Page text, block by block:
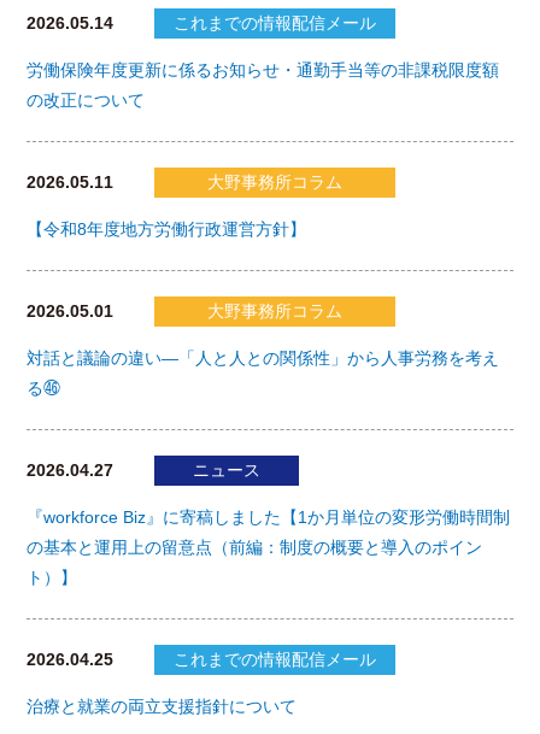
2026.05.14 これまでの情報配信メール
労働保険年度更新に係るお知らせ・通勤手当等の非課税限度額
の改正について
2026.05.11 大野事務所コラム
【令和8年度地方労働行政運営方針】
2026.05.01 大野事務所コラム
対話と議論の違い―「人と人との関係性」から人事労務を考え
る㊻
2026.04.27 ニュース
『workforce Biz』に寄稿しました【1か月単位の変形労働時間制
の基本と運用上の留意点（前編：制度の概要と導入のポイン
ト）】
2026.04.25 これまでの情報配信メール
治療と就業の両立支援指針について